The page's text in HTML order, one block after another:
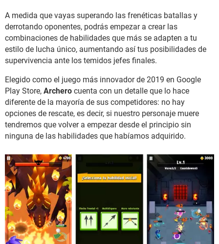
A medida que vayas superando las frenéticas batallas y
derrotando oponentes, podrás empezar a crear las
combinaciones de habilidades que más se adapten a tu
estilo de lucha único, aumentando así tus posibilidades de
supervivencia ante los temidos jefes finales.
Elegido como el juego más innovador de 2019 en Google
Play Store, Archero cuenta con un detalle que lo hace
diferente de la mayoría de sus competidores: no hay
opciones de rescate, es decir, si nuestro personaje muere
tendremos que volver a empezar desde el principio sin
ninguna de las habilidades que habíamos adquirido.